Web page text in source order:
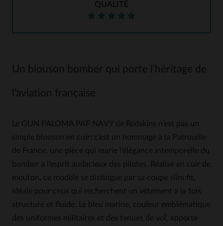
QUALITÉ
Un blouson bomber qui porte l’héritage de
l’aviation française
Le GUN PALOMA PAF NAVY de Redskins n’est pas un
simple blouson en cuir: c’est un hommage à la Patrouille
de France, une pièce qui marie l’élégance intemporelle du
bomber à l’esprit audacieux des pilotes. Réalisé en cuir de
mouton, ce modèle se distingue par sa coupe slim fit,
idéale pour ceux qui recherchent un vêtement à la fois
structuré et fluide. Le bleu marine, couleur emblématique
des uniformes militaires et des tenues de vol, apporte